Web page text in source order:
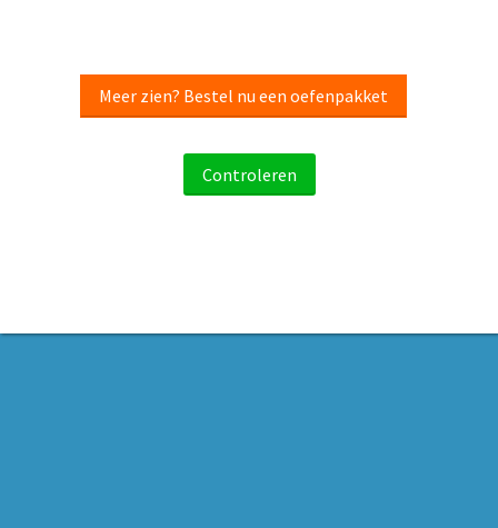
Meer zien? Bestel nu een oefenpakket